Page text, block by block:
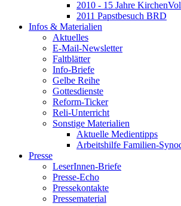
2010 - 15 Jahre
2011 Papstbesuch BRD
Infos & Materialien
Aktuelles
E-Mail-Newsletter
Faltblätter
Info-Briefe
Gelbe Reihe
Gottesdienste
Reform-Ticker
Reli-Unterricht
Sonstige Materialien
Aktuelle Medientipps
Arbeitshilfe Familien-
Presse
LeserInnen-Briefe
Presse-Echo
Pressekontakte
Pressematerial